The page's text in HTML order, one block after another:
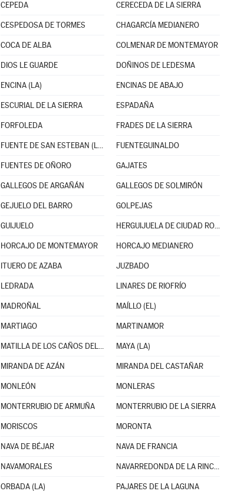
CEPEDA CERECEDA DE LA SIERRA
CESPEDOSA DE TORMES CHAGARCÍA MEDIANERO
COCA DE ALBA COLMENAR DE MONTEMAYOR
DIOS LE GUARDE DOÑINOS DE LEDESMA
ENCINA (LA) ENCINAS DE ABAJO
ESCURIAL DE LA SIERRA ESPADAÑA
FORFOLEDA FRADES DE LA SIERRA
FUENTE DE SAN ESTEBAN (LA) FUENTEGUINALDO
FUENTES DE OÑORO GAJATES
GALLEGOS DE ARGAÑÁN GALLEGOS DE SOLMIRÓN
GEJUELO DEL BARRO GOLPEJAS
GUIJUELO HERGUIJUELA DE CIUDAD RODRIGO
HORCAJO DE MONTEMAYOR HORCAJO MEDIANERO
ITUERO DE AZABA JUZBADO
LEDRADA LINARES DE RIOFRÍO
MADROÑAL MAÍLLO (EL)
MARTIAGO MARTINAMOR
MATILLA DE LOS CAÑOS DEL RÍO MAYA (LA)
MIRANDA DE AZÁN MIRANDA DEL CASTAÑAR
MONLEÓN MONLERAS
MONTERRUBIO DE ARMUÑA MONTERRUBIO DE LA SIERRA
MORISCOS MORONTA
NAVA DE BÉJAR NAVA DE FRANCIA
NAVAMORALES NAVARREDONDA DE LA RINCONADA
ORBADA (LA) PAJARES DE LA LAGUNA